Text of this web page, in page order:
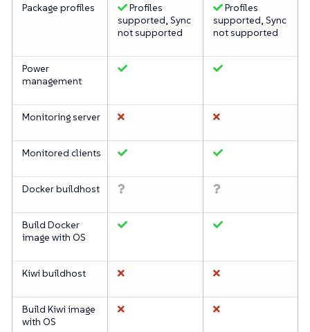
Package profiles
Profiles
supported, Sync
not supported
Profiles
supported, Sync
not supported
Power
management
Monitoring server
Monitored clients
Docker buildhost
Build Docker
image with OS
Kiwi buildhost
Build Kiwi image
with OS